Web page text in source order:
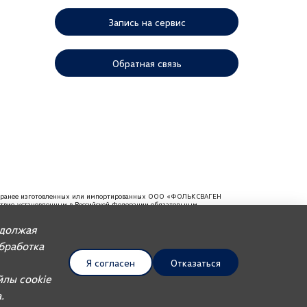
Запись на сервис
Обратная связь
ранее изготовленных или импортированных ООО «ФОЛЬКСВАГЕН
установленным в Российской Федерации обязательным
UDP Auto
cookie
Я согласен Отказаться